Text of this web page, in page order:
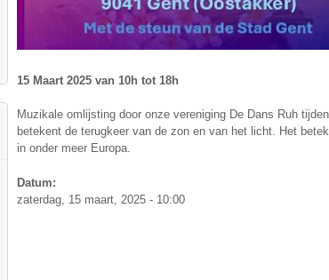
15 Maart 2025 van 10h tot 18h
Muzikale omlijsting door onze vereniging De Dans Ruh
betekent de terugkeer van de zon en van het licht. Het
in onder meer Europa.
Datum:
zaterdag, 15 maart, 2025 - 10:00